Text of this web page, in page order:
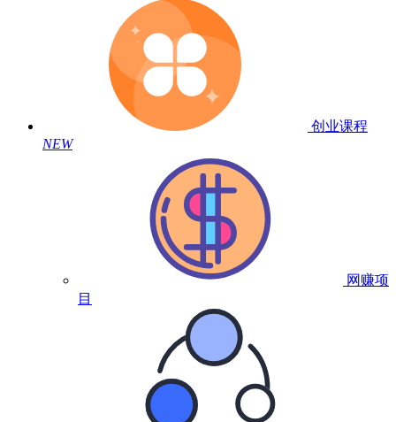
创业课程
NEW
网赚项
目